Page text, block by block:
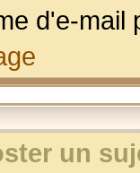
d'e-
un